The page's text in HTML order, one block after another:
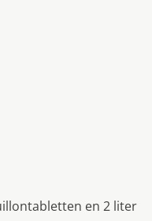
en 2 liter